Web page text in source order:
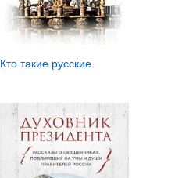
Кто такие русские